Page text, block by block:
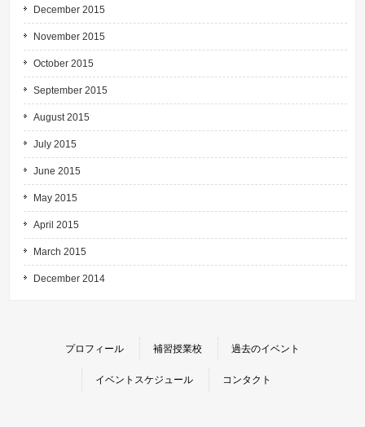
December 2015
November 2015
October 2015
September 2015
August 2015
July 2015
June 2015
May 2015
April 2015
March 2015
December 2014
プロフィール 補習授業校 過去のイベント
イベントスケジュール コンタクト